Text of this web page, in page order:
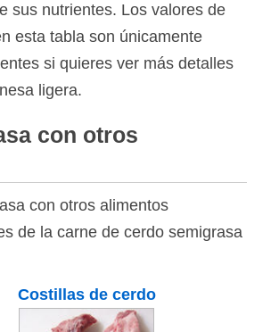
sus nutrientes. Los valores de
esta tabla son únicamente
si quieres ver más detalles
ligera.
con otros
con otros alimentos
de la carne de cerdo semigrasa
Costillas de cerdo